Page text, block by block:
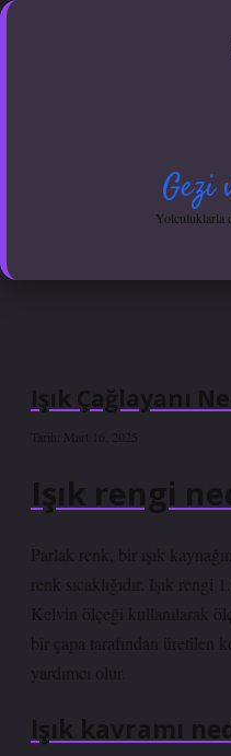
Gezi
Yolculuklarla
Işık Çağlayanı
Tarih: Mart 16, 2025
Işık rengi
Parlak renk, bir ışık
renk sıcaklığıdır. Işık
Kelvin ölçeği kullanılarak
bir çapa tarafından üretilen
yardımcı olur.
Işık kavramı